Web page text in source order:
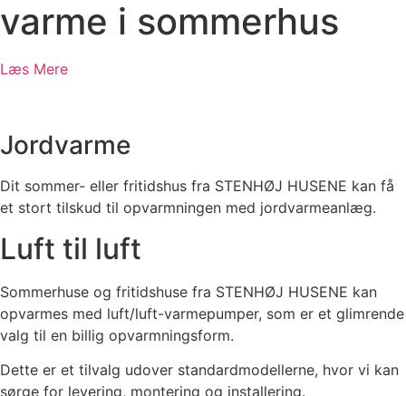
varme i sommerhus
Læs Mere
Jordvarme
Dit sommer- eller fritidshus fra STENHØJ HUSENE kan få
et stort tilskud til opvarmningen med jordvarmeanlæg.
Luft til luft
Sommerhuse og fritidshuse fra STENHØJ HUSENE kan
opvarmes med luft/luft-varmepumper, som er et glimrende
valg til en billig opvarmningsform.
Dette er et tilvalg udover standardmodellerne, hvor vi kan
sørge for levering, montering og installering.